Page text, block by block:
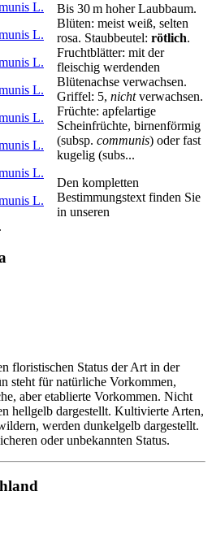
Bis 30 m hoher Laubbaum.
Blüten: meist weiß, selten
rosa. Staubbeutel: rötlich.
Fruchtblätter: mit der
fleischig werdenden
Blütenachse verwachsen.
Griffel: 5, nichtverwachsen.
Früchte: apfelartige
Scheinfrüchte, birnenförmig
(subsp. communis) oder fast
kugelig (subs...
Den kompletten
Bestimmungstext finden Sie
in unseren
floristischen Status der Art in der
steht für natürliche Vorkommen,
aber etablierte Vorkommen. Nicht
hellgelb dargestellt. Kultivierte Arten,
werden dunkelgelb dargestellt.
oder unbekannten Status.